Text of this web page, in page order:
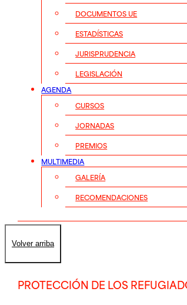
DOCUMENTOS UE
ESTADÍSTICAS
JURISPRUDENCIA
LEGISLACIÓN
AGENDA
CURSOS
JORNADAS
PREMIOS
MULTIMEDIA
GALERÍA
RECOMENDACIONES
Volver arriba
PROTECCIÓN DE LOS